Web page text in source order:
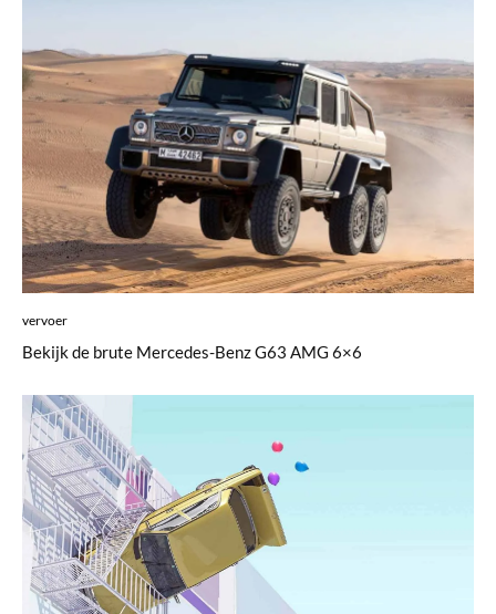
vervoer
Bekijk de brute Mercedes-Benz G63 AMG 6×6